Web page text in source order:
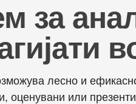
за
лесно и
оценувани или